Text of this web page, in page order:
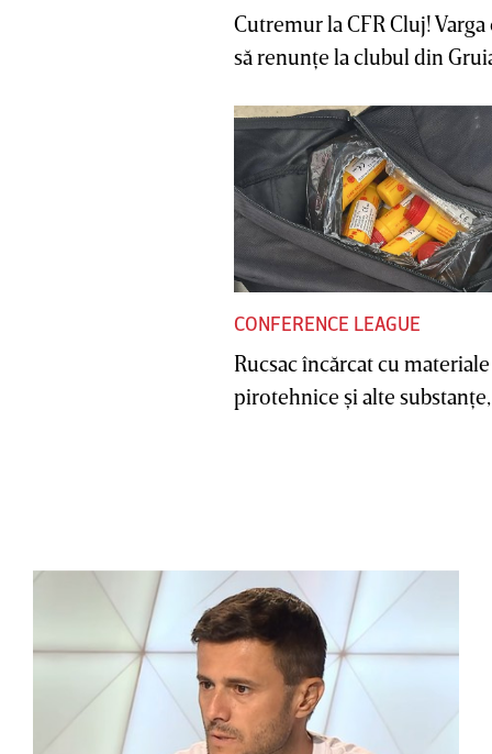
Cutremur la CFR Cluj! Varga
să renunţe la clubul din
CONFERENCE LEAGUE
Rucsac încărcat cu materiale
pirotehnice şi alte substanţe,